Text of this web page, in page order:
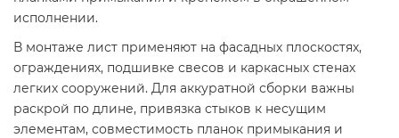
исполнении.
В монтаже лист применяют на фасадных плоскостях,
ограждениях, подшивке свесов и каркасных стенах
легких сооружений. Для аккуратной сборки важны
раскрой по длине, привязка стыков к несущим
элементам, совместимость планок примыкания и